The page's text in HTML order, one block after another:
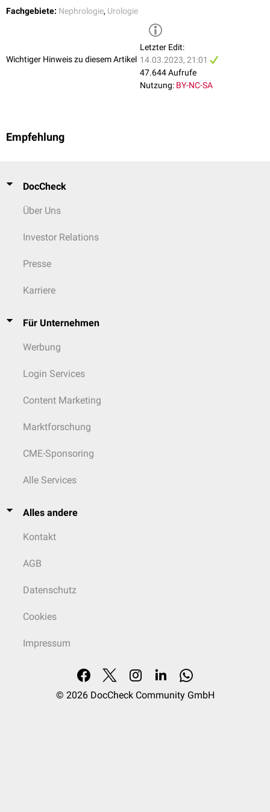
Fachgebiete: Nephrologie, Urologie
Wichtiger Hinweis zu diesem Artikel
Letzter Edit:
14.03.2023, 21:01
47.644 Aufrufe
Nutzung: BY-NC-SA
Empfehlung
DocCheck
Über Uns
Investor Relations
Presse
Karriere
Für Unternehmen
Werbung
Login Services
Content Marketing
Marktforschung
CME-Sponsoring
Alle Services
Alles andere
Kontakt
AGB
Datenschutz
Cookies
Impressum
© 2026 DocCheck Community GmbH